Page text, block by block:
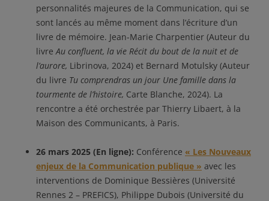
personnalités majeures de la Communication, qui se
sont lancés au même moment dans l’écriture d’un
livre de mémoire. Jean-Marie Charpentier (Auteur du
livreAu confluent, la vie Récit du bout de la nuit et de
l’aurore, Librinova, 2024) et Bernard Motulsky (Auteur
du livre Tu comprendras un jour Une famille dans la
tourmente de l’histoire, Carte Blanche, 2024). La
rencontre a été orchestrée par Thierry Libaert, à la
Maison des Communicants, à Paris.
26 mars 2025 (En ligne): Conférence « Les Nouveaux
enjeux de la Communication publique » avec les
interventions de Dominique Bessières (Université
Rennes 2 – PREFICS), Philippe Dubois (Université du